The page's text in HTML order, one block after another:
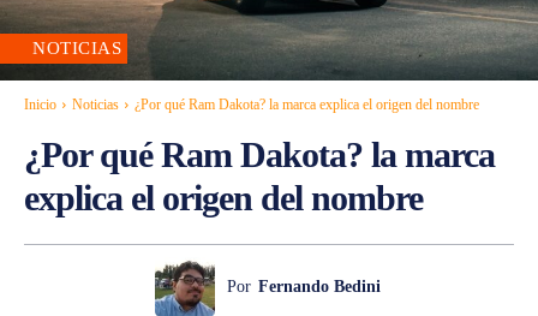
NOTICIAS
Inicio Noticias ¿Por qué Ram Dakota? la marca explica el origen del nombre
¿Por qué Ram Dakota? la marca
explica el origen del nombre
Por Fernando Bedini